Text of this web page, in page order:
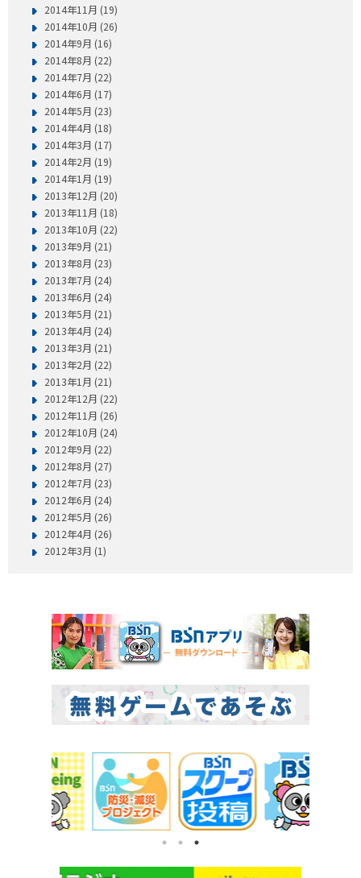
2014年11月 (19)
2014年10月 (26)
2014年9月 (16)
2014年8月 (22)
2014年7月 (22)
2014年6月 (17)
2014年5月 (23)
2014年4月 (18)
2014年3月 (17)
2014年2月 (19)
2014年1月 (19)
2013年12月 (20)
2013年11月 (18)
2013年10月 (22)
2013年9月 (21)
2013年8月 (23)
2013年7月 (24)
2013年6月 (24)
2013年5月 (21)
2013年4月 (24)
2013年3月 (21)
2013年2月 (22)
2013年1月 (21)
2012年12月 (22)
2012年11月 (26)
2012年10月 (24)
2012年9月 (22)
2012年8月 (27)
2012年7月 (23)
2012年6月 (24)
2012年5月 (26)
2012年4月 (26)
2012年3月 (1)